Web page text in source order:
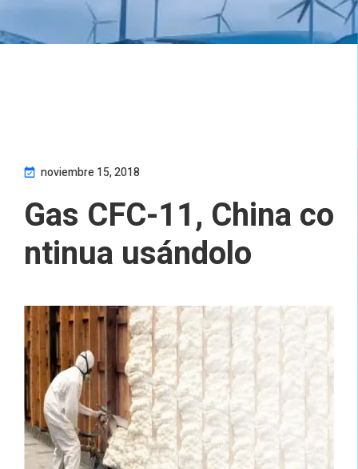
noviembre 15, 2018
Gas CFC-11, China co
ntinua usándolo